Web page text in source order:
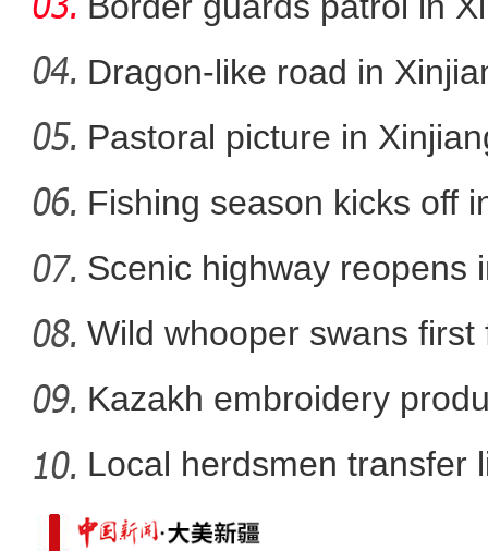
新疆沙雅县：升级农家
Dragon-like road in
Pastoral picture in
Fishing season kicks off
Scenic highway reopens
Wild whooper swans
X
Kazakh embroidery
vil
Local herdsmen transfer
p